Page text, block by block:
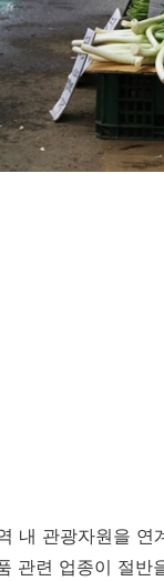
내 관광자원을
관련 업종이 절